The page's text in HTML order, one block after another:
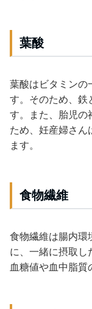
葉酸
葉酸はビタミンの
す。そのため、鉄
す。また、胎児の
ため、妊産婦さん
ます。
食物繊維
食物繊維は腸内環
に、一緒に摂取し
血糖値や血中脂質